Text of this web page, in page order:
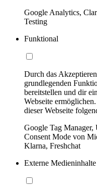
Google Analytics,
Testing
Funktional
Durch das
grundlegenden
bereitstellen und dir
Webseite
dieser Webseite
Google Tag
Consent Mode von
Klarna, Freshchat
Externe Medieninhalte